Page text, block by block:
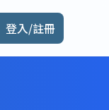
登入/註冊